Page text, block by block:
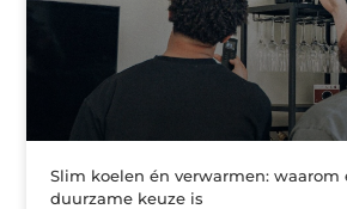
Slim koelen én verwarmen: waarom
duurzame keuze is